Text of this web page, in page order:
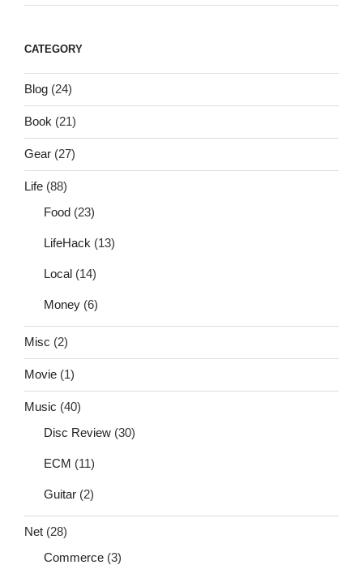
CATEGORY
Blog (24)
Book (21)
Gear (27)
Life (88)
Food (23)
LifeHack (13)
Local (14)
Money (6)
Misc (2)
Movie (1)
Music (40)
Disc Review (30)
ECM (11)
Guitar (2)
Net (28)
Commerce (3)